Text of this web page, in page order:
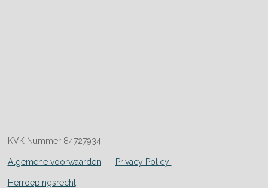
KVK Nummer 84727934
Algemene voorwaarden Privacy Policy
Herroepingsrecht